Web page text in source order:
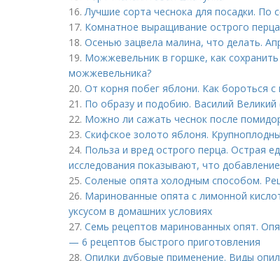
16.Лучшие сорта чеснока для посадки. По
17. Комнатное выращивание острого
18. Осенью зацвела малина, что делать.
19. Можжевельник в горшке, как
можжевельника?
20. От корня побег яблони. Как бороться
21. По образу и подобию. Василий Великий
22. Можно ли сажать чеснок после
23. Скифское золото яблоня.
24. Польза и вред острого перца. Острая
исследования показывают, что
25. Соленые опята холодным способом.
26. Маринованные опята с лимонной
уксусом в домашних условиях
27. Семь рецептов маринованных опят.
— 6 рецептов быстрого приготовления
28. Опилки дубовые применение. Виды